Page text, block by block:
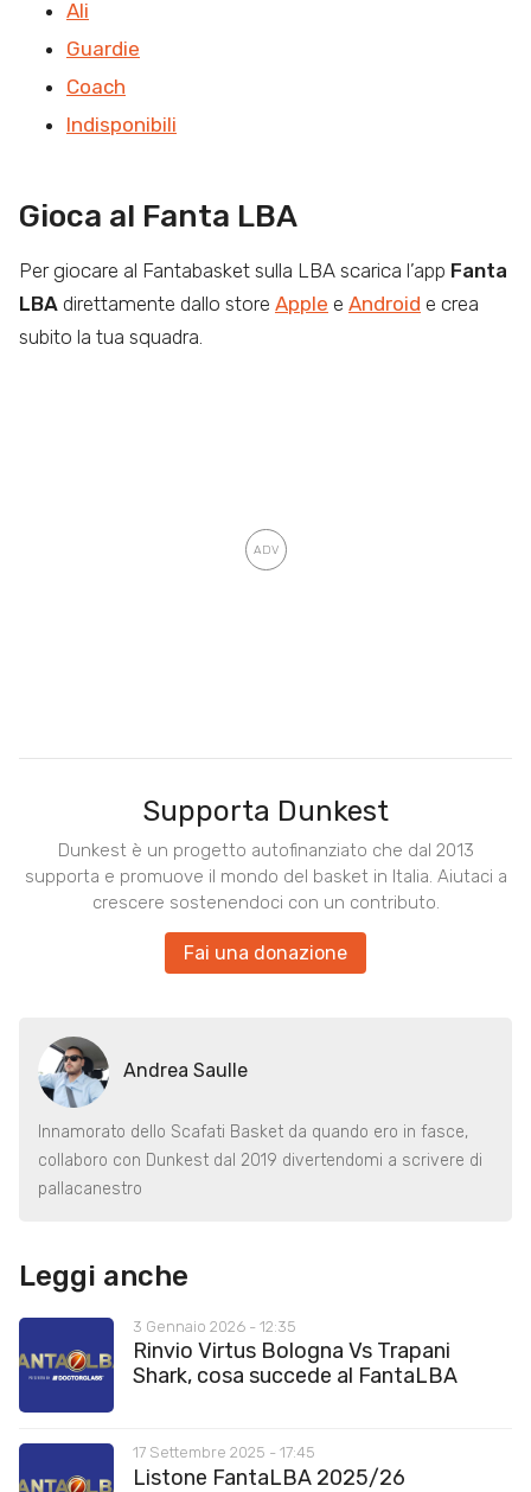
Ali
Guardie
Coach
Indisponibili
Gioca al Fanta LBA
Per giocare al Fantabasket sulla LBA scarica l’app Fanta
LBA direttamente dallo store Apple e Android e crea
subito la tua squadra.
Supporta Dunkest
Dunkest è un progetto autofinanziato che dal 2013
supporta e promuove il mondo del basket in Italia. Aiutaci a
crescere sostenendoci con un contributo.
Fai una donazione
Andrea Saulle
Innamorato dello Scafati Basket da quando ero in fasce,
collaboro con Dunkest dal 2019 divertendomi a scrivere di
pallacanestro
Leggi anche
3 Gennaio 2026 - 12:35
Rinvio Virtus Bologna Vs Trapani
Shark, cosa succede al FantaLBA
17 Settembre 2025 - 17:45
Listone FantaLBA 2025/26